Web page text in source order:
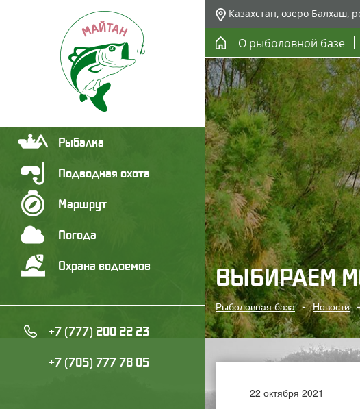
Рыбалка
Подводная охота
Маршрут
Погода
Охрана водоемов
+7 (777) 200 22 23
+7 (705) 777 78 05
Казахстан, озеро Балхаш,
О рыболовной базе
ВЫБИРАЕМ
Рыболовная база Новости
22 октября 2021